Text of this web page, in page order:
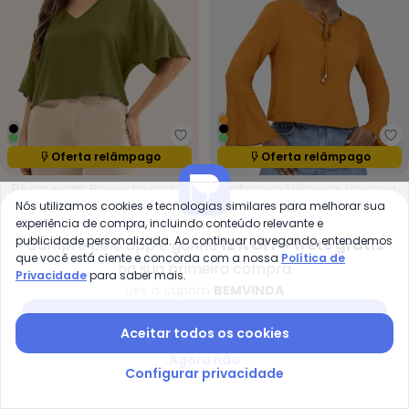
Rovitex - Blusa com Recorte
Oferta relâmpago
Termina em:05:12:45
Blusa com Recorte em
Viscose Verde
ROVITEX
R$ 48,29R$ 104,99
Oferta relâmpago
Termina em:05:12:45
Bata em Viscose Laranja
HABANA
R$ 69,95R$ 139,90
ou2xdeR$ 34,97semjuros
Compre pelo app e ganhe12% OFF + frete grátis
na sua primeira compra
Nós utilizamos cookies e tecnologias similares para melhorar sua
experiência de compra, incluindo conteúdo relevante e
publicidade personalizada. Ao continuar navegando, entendemos
que você está ciente e concorda com a nossa Política de
Privacidadepara saber mais.
Aceitar todos os cookies
Configurar privacidade